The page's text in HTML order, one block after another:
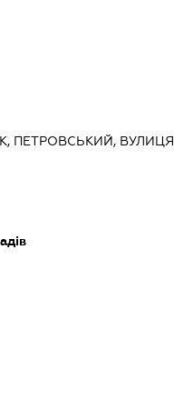
ПЕТРОВСЬКИЙ, ВУЛИЦЯ